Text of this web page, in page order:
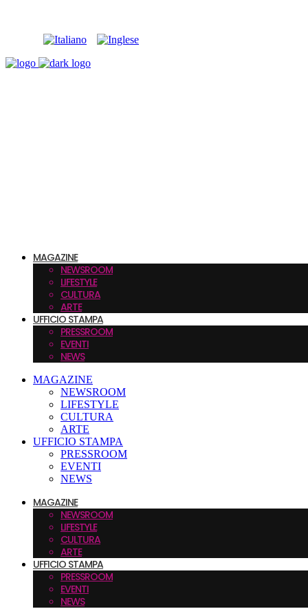
MAGAZINE
NEWSROOM
LIFESTYLE
CULTURA
ARTE
UFFICIO STAMPA
PRESSROOM
EVENTI
NEWS
MAGAZINE
NEWSROOM
LIFESTYLE
CULTURA
ARTE
UFFICIO STAMPA
PRESSROOM
EVENTI
NEWS
MAGAZINE
NEWSROOM
LIFESTYLE
CULTURA
ARTE
UFFICIO STAMPA
PRESSROOM
EVENTI
NEWS